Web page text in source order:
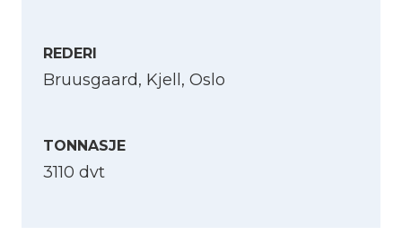
REDERI
Bruusgaard, Kjell, Oslo
TONNASJE
3110 dvt
Velg språk